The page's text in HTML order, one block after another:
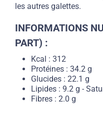
les autres galettes.
INFORMATIONS
PART) :
Kcal : 312
Protéines : 34.2 g
Glucides : 22.1 g
Lipides : 9.2 g -
Fibres : 2.0 g